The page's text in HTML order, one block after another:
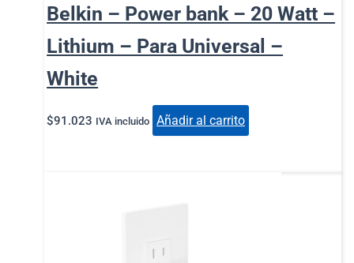
Belkin – Power bank – 20 Watt –
Lithium – Para Universal –
White
$91.023 IVA incluido Añadir al carrito